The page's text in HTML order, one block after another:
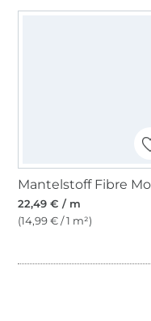
22,49 € / m
(14,99 € / 1 m²)